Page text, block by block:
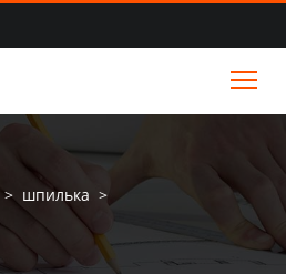
> шпилька >